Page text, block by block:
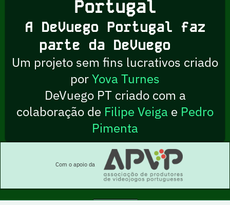
Portugal
A DeVuego Portugal faz
parte da DeVuego
Um projeto sem fins lucrativos criado
porYova Turnes
DeVuego PT criado com a
colaboração de Filipe Veiga e Pedro
Pimenta
Com o apoio da